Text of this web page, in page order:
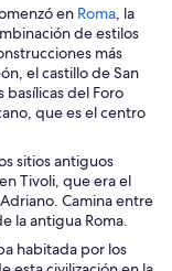
en RomaS
e
a
b
r
e
n
a
n
u
, la
de estilos
más
el castillo de San
basílicas del Foro
que es el centro
sitios antiguos
Tivoli, que era el
Camina entre
la antigua Roma.
habitada por los